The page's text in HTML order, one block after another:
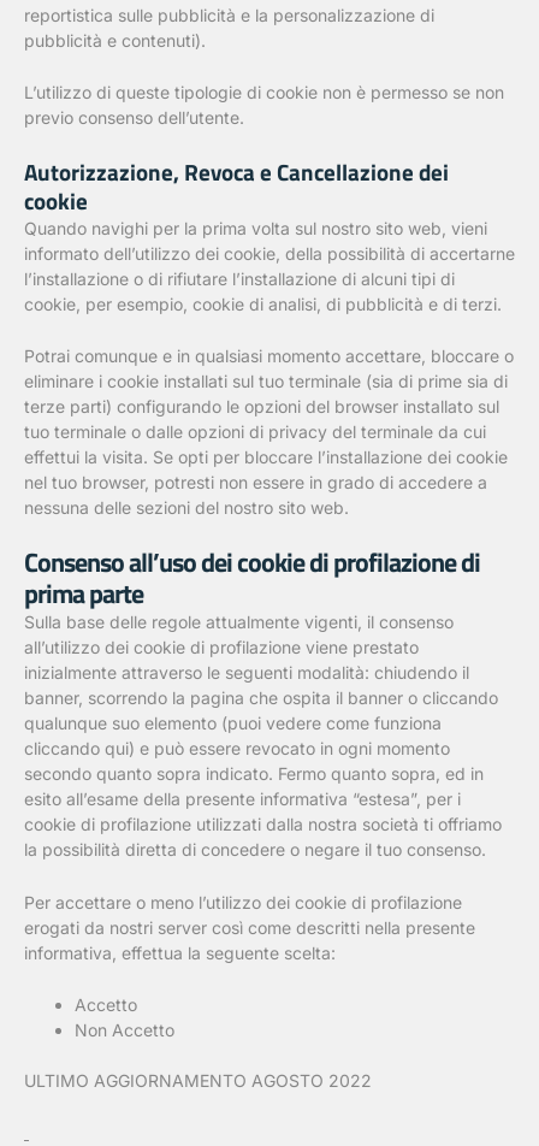
reportistica sulle pubblicità e la personalizzazione di
pubblicità e contenuti).
L’utilizzo di queste tipologie di cookie non è permesso se non
previo consenso dell’utente.
Autorizzazione, Revoca e Cancellazione dei
cookie
Quando navighi per la prima volta sul nostro sito web, vieni
informato dell’utilizzo dei cookie, della possibilità di accertarne
l’installazione o di rifiutare l’installazione di alcuni tipi di
cookie, per esempio, cookie di analisi, di pubblicità e di terzi.
Potrai comunque e in qualsiasi momento accettare, bloccare o
eliminare i cookie installati sul tuo terminale (sia di prime sia di
terze parti) configurando le opzioni del browser installato sul
tuo terminale o dalle opzioni di privacy del terminale da cui
effettui la visita. Se opti per bloccare l’installazione dei cookie
nel tuo browser, potresti non essere in grado di accedere a
nessuna delle sezioni del nostro sito web.
Consenso all’uso dei cookie di profilazione di
prima parte
Sulla base delle regole attualmente vigenti, il consenso
all’utilizzo dei cookie di profilazione viene prestato
inizialmente attraverso le seguenti modalità: chiudendo il
banner, scorrendo la pagina che ospita il banner o cliccando
qualunque suo elemento (puoi vedere come funziona
cliccando qui) e può essere revocato in ogni momento
secondo quanto sopra indicato. Fermo quanto sopra, ed in
esito all’esame della presente informativa “estesa”, per i
cookie di profilazione utilizzati dalla nostra società ti offriamo
la possibilità diretta di concedere o negare il tuo consenso.
Per accettare o meno l’utilizzo dei cookie di profilazione
erogati da nostri server così come descritti nella presente
informativa, effettua la seguente scelta:
Accetto
Non Accetto
ULTIMO AGGIORNAMENTO AGOSTO 2022